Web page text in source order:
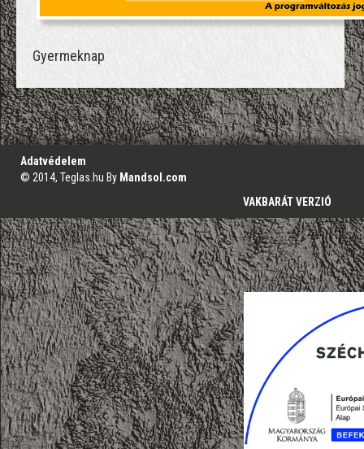
Gyermeknap
';
Adatvédelem
© 2014, Teglas.hu By Mandsol.com
VAKBARÁT VERZIÓ